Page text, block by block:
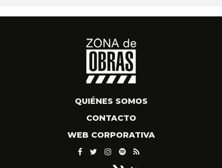
QUIÉNES SOMOS
CONTACTO
WEB CORPORATIVA